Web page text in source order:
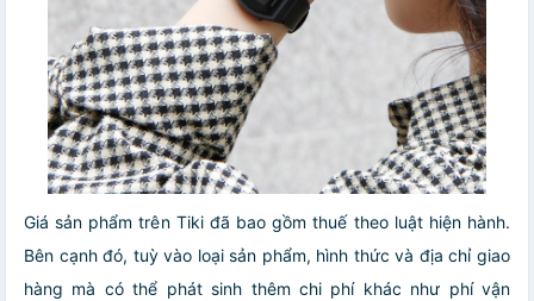
Giá sản phẩm trên Tiki đã bao gồm thuế theo luật hiện hành.
Bên cạnh đó, tuỳ vào loại sản phẩm, hình thức và địa chỉ giao
hàng mà có thể phát sinh thêm chi phí khác như phí vận